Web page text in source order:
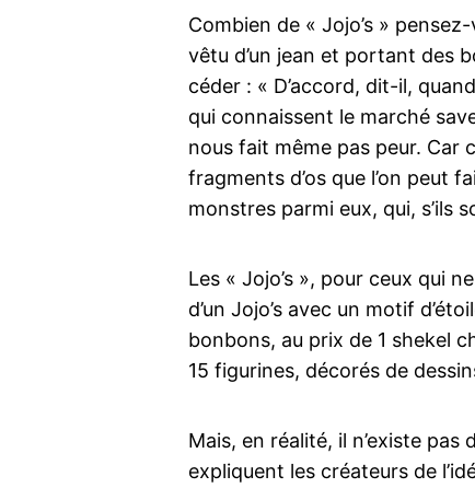
Combien de « Jojo’s »
vêtu d’un jean et portant des
céder : « D’accord, dit-il,
qui connaissent le marché
nous fait même pas peur. Car
fragments d’os que l’on peut
monstres parmi eux, qui, s’ils
Les « Jojo’s », pour ceux qui
d’un Jojo’s avec un motif
bonbons, au prix de 1 shekel
15 figurines, décorés de
Mais, en réalité, il n’existe
expliquent les créateurs de